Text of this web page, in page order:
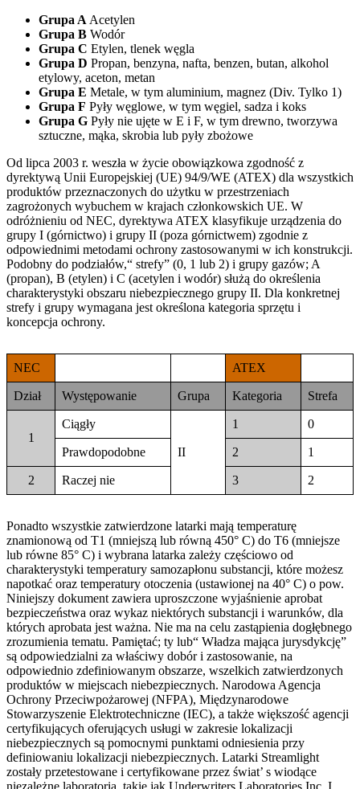
Grupa A Acetylen
Grupa B Wodór
Grupa C Etylen, tlenek węgla
Grupa D Propan, benzyna, nafta, benzen, butan, alkohol
etylowy, aceton, metan
Grupa E Metale, w tym aluminium, magnez (Div. Tylko 1)
Grupa F Pyły węglowe, w tym węgiel, sadza i koks
Grupa G Pyły nie ujęte w E i F, w tym drewno, tworzywa
sztuczne, mąka, skrobia lub pyły zbożowe
Od lipca 2003 r. weszła w życie obowiązkowa zgodność z
dyrektywą Unii Europejskiej (UE) 94/9/WE (ATEX) dla wszystkich
produktów przeznaczonych do użytku w przestrzeniach
zagrożonych wybuchem w krajach członkowskich UE. W
odróżnieniu od NEC, dyrektywa ATEX klasyfikuje urządzenia do
grupy I (górnictwo) i grupy II (poza górnictwem) zgodnie z
odpowiednimi metodami ochrony zastosowanymi w ich konstrukcji.
Podobny do podziałów,“ strefy” (0, 1 lub 2) i grupy gazów; A
(propan), B (etylen) i C (acetylen i wodór) służą do określenia
charakterystyki obszaru niebezpiecznego grupy II. Dla konkretnej
strefy i grupy wymagana jest określona kategoria sprzętu i
koncepcja ochrony.
NEC ATEX
Dział Występowanie Grupa Kategoria Strefa
1
Ciągły
II
1 0
Prawdopodobne 2 1
2 Raczej nie 3 2
Ponadto wszystkie zatwierdzone latarki mają temperaturę
znamionową od T1 (mniejszą lub równą 450° C) do T6 (mniejsze
lub równe 85° C) i wybrana latarka zależy częściowo od
charakterystyki temperatury samozapłonu substancji, które możesz
napotkać oraz temperatury otoczenia (ustawionej na 40° C) o pow.
Niniejszy dokument zawiera uproszczone wyjaśnienie aprobat
bezpieczeństwa oraz wykaz niektórych substancji i warunków, dla
których aprobata jest ważna. Nie ma na celu zastąpienia dogłębnego
zrozumienia tematu. Pamiętać; ty lub“ Władza mająca jurysdykcję”
są odpowiedzialni za właściwy dobór i zastosowanie, na
odpowiednio zdefiniowanym obszarze, wszelkich zatwierdzonych
produktów w miejscach niebezpiecznych. Narodowa Agencja
Ochrony Przeciwpożarowej (NFPA), Międzynarodowe
Stowarzyszenie Elektrotechniczne (IEC), a także większość agencji
certyfikujących oferujących usługi w zakresie lokalizacji
niebezpiecznych są pomocnymi punktami odniesienia przy
definiowaniu lokalizacji niebezpiecznych. Latarki Streamlight
zostały przetestowane i certyfikowane przez świat’ s wiodące
niezależne laboratoria, takie jak Underwriters Laboratories Inc. I